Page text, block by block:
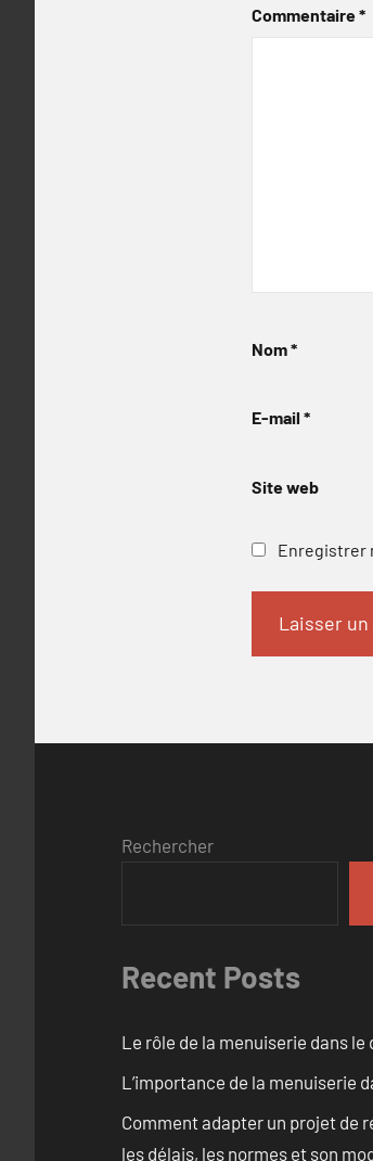
Commentaire*
Nom*
E-mail *
Site web
Enregistrer
Rechercher
Recent Posts
Le rôle de la menuiserie dans le
L’importance de la menuiserie
Comment adapter un projet de
les délais, les normes et son